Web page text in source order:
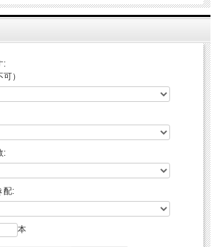
）を除く地域
4月
・緑葉・紅葉あり
3月
:
）
:
配:
本